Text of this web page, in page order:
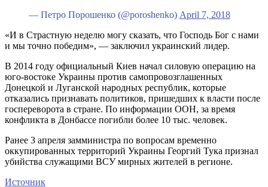
— Петро Порошенко (@poroshenko) April 7, 2018
«И в Страстную неделю могу сказать, что Господь Бог с нами
и мы точно победим», — заключил украинский лидер.
В 2014 году официальный Киев начал силовую операцию на
юго-востоке Украины против самопровозглашенных
Донецкой и Луганской народных республик, которые
отказались признавать политиков, пришедших к власти после
госпереворота в стране. По информации ООН, за время
конфликта в Донбассе погибли более 10 тыс. человек.
Ранее 3 апреля замминистра по вопросам временно
оккупированных территорий Украины Георгий Тука признал
убийства служащими ВСУ мирных жителей в регионе.
Источник